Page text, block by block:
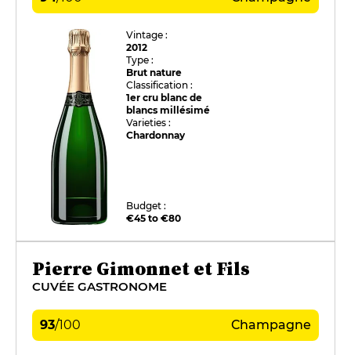
Vintage :
2012
Type :
Brut nature
Classification :
1er cru blanc de
blancs millésimé
Varieties :
Chardonnay
Budget :
€45 to €80
Pierre Gimonnet et Fils
CUVÉE GASTRONOME
93/100 Champagne